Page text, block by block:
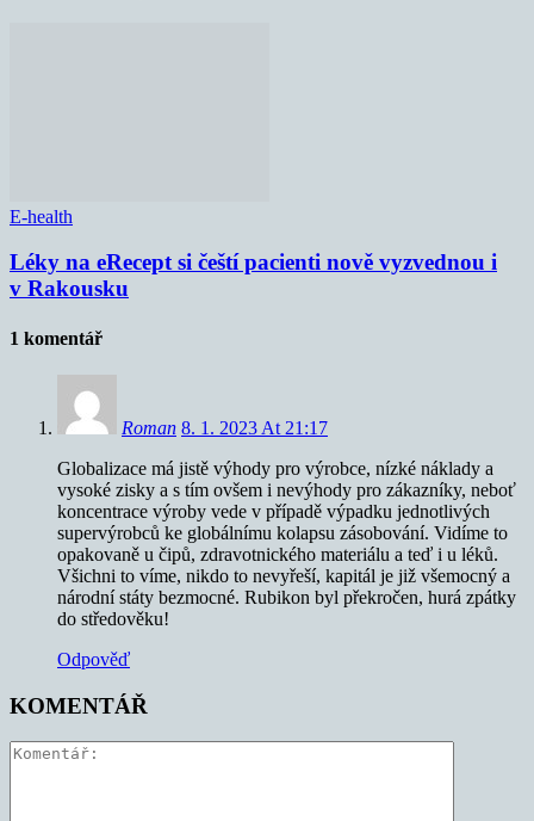
E-health
Léky na eRecept si čeští pacienti nově vyzvednou i
v Rakousku
1 komentář
Roman 8. 1. 2023 At 21:17
Globalizace má jistě výhody pro výrobce, nízké náklady a
vysoké zisky a s tím ovšem i nevýhody pro zákazníky, neboť
koncentrace výroby vede v případě výpadku jednotlivých
supervýrobců ke globálnímu kolapsu zásobování. Vidíme to
opakovaně u čipů, zdravotnického materiálu a teď i u léků.
Všichni to víme, nikdo to nevyřeší, kapitál je již všemocný a
národní státy bezmocné. Rubikon byl překročen, hurá zpátky
do středověku!
Odpověď
KOMENTÁŘ